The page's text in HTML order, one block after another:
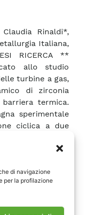
di navigazione
per la profilazione
Rinaldi*,
Italiana,
RICERCA **
allo studio
turbine a gas,
di zirconia
termica.
sperimentale
ciclica a due
per
alle elevate
non distruttivo
il grado
d’impedenza
spessore dello